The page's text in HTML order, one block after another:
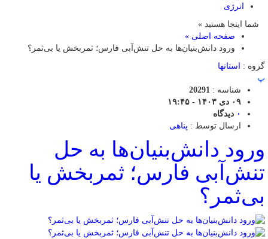
انرژی
شما اینجا هستید »
صفحه اصلی »
ورود دانش‌بنیان‌ها به حل تنش‌آبی فارس؛ ثمربخش یا بی‌ثمر؟
گروه :
استانها
پ
شناسه : 20291
۰۹ دی ۱۴۰۳ - ۱۹:۴۵
۰ دیدگاه
ارسال توسط : پناهی
ورود دانش‌بنیان‌ها به حل
تنش‌آبی فارس؛ ثمربخش یا
بی‌ثمر؟